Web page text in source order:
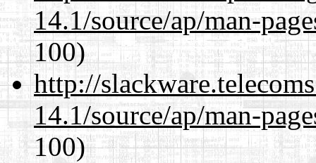
14.1/source/ap/man-
100)
http://
14.1/source/ap/man-
100)